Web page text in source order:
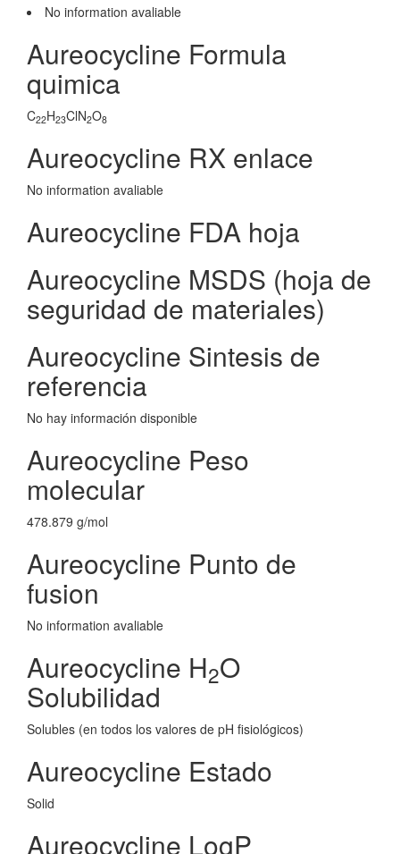
No information avaliable
Aureocycline Formula
quimica
C22H23ClN2O8
Aureocycline RX enlace
No information avaliable
Aureocycline FDA hoja
Aureocycline MSDS (hoja de
seguridad de materiales)
Aureocycline Sintesis de
referencia
No hay información disponible
Aureocycline Peso
molecular
478.879 g/mol
Aureocycline Punto de
fusion
No information avaliable
Aureocycline H2O
Solubilidad
Solubles (en todos los valores de pH fisiológicos)
Aureocycline Estado
Solid
Aureocycline LogP